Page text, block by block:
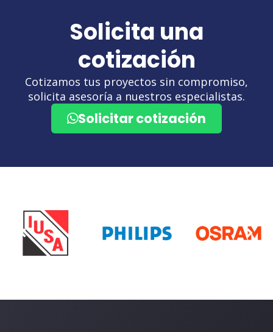
Solicita una
cotización
Cotizamos tus proyectos sin compromiso,
solicita asesoría a nuestros especialistas.
Solicitar cotización